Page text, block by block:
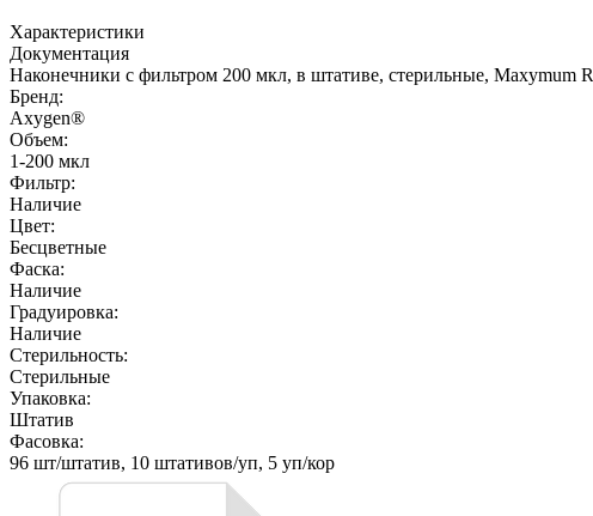
Характеристики
Документация
Наконечники с фильтром 200 мкл, в штативе, стерильные, Maxymum
Бренд:
Axygen®
Объем:
1-200 мкл
Фильтр:
Наличие
Цвет:
Бесцветные
Фаска:
Наличие
Градуировка:
Наличие
Стерильность:
Стерильные
Упаковка:
Штатив
Фасовка:
96 шт/штатив, 10 штативов/уп, 5 уп/кор